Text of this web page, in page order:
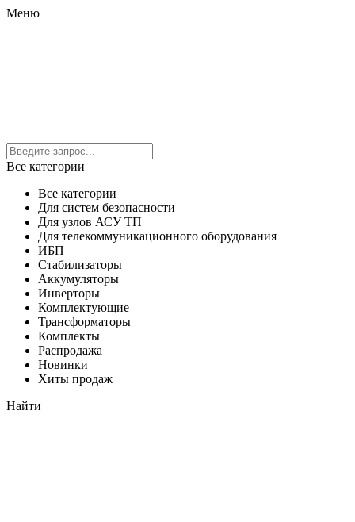
Меню
Все категории
Все категории
Для систем безопасности
Для узлов АСУ ТП
Для телекоммуникационного оборудования
ИБП
Стабилизаторы
Аккумуляторы
Инверторы
Комплектующие
Трансформаторы
Комплекты
Распродажа
Новинки
Хиты продаж
Найти